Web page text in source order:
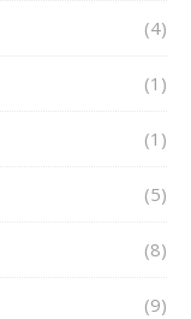
(4)
(1)
(1)
(5)
(8)
(9)